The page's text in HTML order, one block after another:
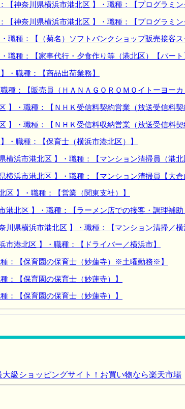
奈川県横浜市港北区 】・職種：【プログラミン
奈川県横浜市港北区 】・職種：【プログラミン
種：【（菊名）ソフトバンクショップ販売接客ス
種：【家事代行・夕食作り等（港北区）【パート
・職種：【商品出荷業務】
：【販売員（ＨＡＮＡＧＯＲＯＭＯイトーヨーカ
・職種：【ＮＨＫ受信料契約営業（放送受信料契
・職種：【ＮＨＫ受信料収納営業（放送受信料契
職種：【保育士（横浜市港北区）】
浜市港北区 】・職種：【マンション清掃員（港北
浜市港北区 】・職種：【マンション清掃員【大倉
】・職種：【営業（関東支社）】
北区 】・職種：【ラーメン店での接客・調理補助
県横浜市港北区 】・職種：【マンション清掃／横
港北区 】・職種：【ドライバー／横浜市】
：【保育園の保育士（妙蓮寺）※土曜勤務※】
【保育園の保育士（妙蓮寺）】
【保育園の保育士（妙蓮寺）】
大級ショッピングサイト！お買い物なら楽天市場